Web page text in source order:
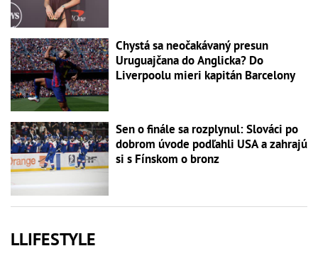
Chystá sa neočakávaný presun
Uruguajčana do Anglicka? Do
Liverpoolu mieri kapitán Barcelony
Sen o finále sa rozplynul: Slováci po
dobrom úvode podľahli USA a zahrajú
si s Fínskom o bronz
LLIFESTYLE